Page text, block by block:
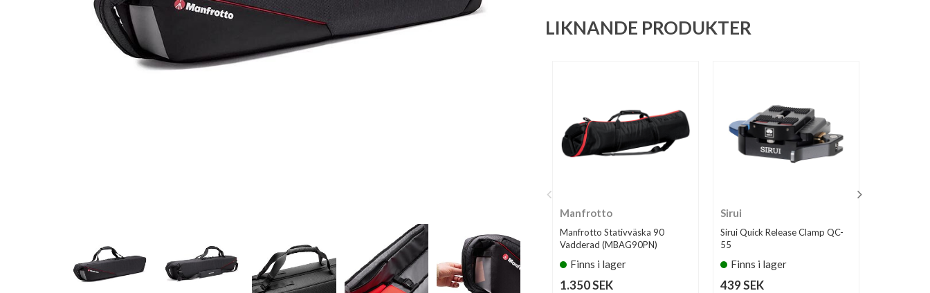
LIKNANDE PRODUKTER
Manfrotto
Manfrotto Stativväska 90
Vadderad (MBAG90PN)
Finns i lager
1.350 SEK
Sirui
Sirui Quick Release Clamp QC-
55
Finns i lager
439 SEK